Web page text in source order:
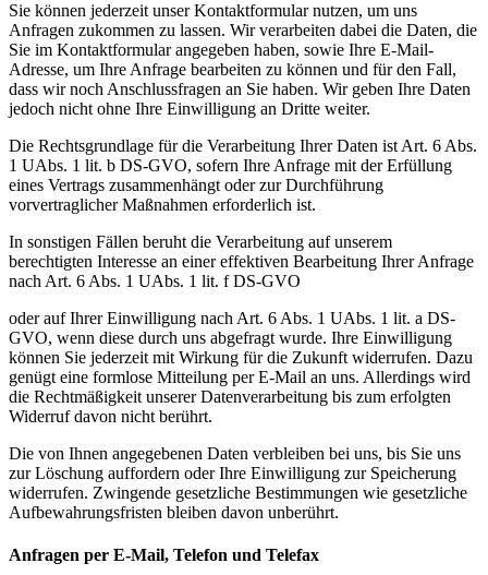
Sie können jederzeit unser Kontaktformular nutzen, um uns
Anfragen zukommen zu lassen. Wir verarbeiten dabei die Daten, die
Sie im Kontaktformular angegeben haben, sowie Ihre E-Mail-
Adresse, um Ihre Anfrage bearbeiten zu können und für den Fall,
dass wir noch Anschlussfragen an Sie haben. Wir geben Ihre Daten
jedoch nicht ohne Ihre Einwilligung an Dritte weiter.
Die Rechtsgrundlage für die Verarbeitung Ihrer Daten ist Art. 6 Abs.
1 UAbs. 1 lit. b DS-GVO, sofern Ihre Anfrage mit der Erfüllung
eines Vertrags zusammenhängt oder zur Durchführung
vorvertraglicher Maßnahmen erforderlich ist.
In sonstigen Fällen beruht die Verarbeitung auf unserem
berechtigten Interesse an einer effektiven Bearbeitung Ihrer Anfrage
nach Art. 6 Abs. 1 UAbs. 1 lit. f DS-GVO
oder auf Ihrer Einwilligung nach Art. 6 Abs. 1 UAbs. 1 lit. a DS-
GVO, wenn diese durch uns abgefragt wurde. Ihre Einwilligung
können Sie jederzeit mit Wirkung für die Zukunft widerrufen. Dazu
genügt eine formlose Mitteilung per E-Mail an uns. Allerdings wird
die Rechtmäßigkeit unserer Datenverarbeitung bis zum erfolgten
Widerruf davon nicht berührt.
Die von Ihnen angegebenen Daten verbleiben bei uns, bis Sie uns
zur Löschung auffordern oder Ihre Einwilligung zur Speicherung
widerrufen. Zwingende gesetzliche Bestimmungen wie gesetzliche
Aufbewahrungsfristen bleiben davon unberührt.
Anfragen per E-Mail, Telefon und Telefax